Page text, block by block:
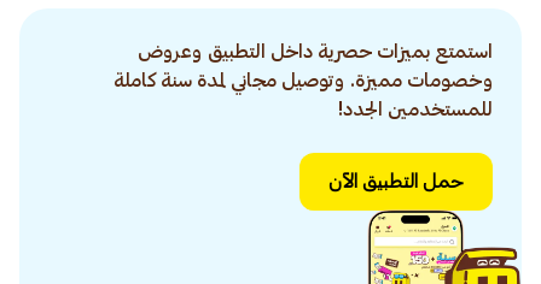
استمتع بميزات حصرية داخل التطبيق وعروض
وخصومات مميزة. وتوصيل مجاني لمدة سنة كاملة
للمستخدمين الجدد!
حمل التطبيق الآن